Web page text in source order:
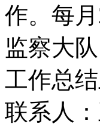
作。每
监察大
工作总
联系人